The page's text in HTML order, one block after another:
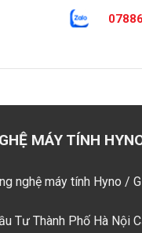
MÁY TÍNH
nghệ máy tính Hyno /
Tư Thành Phố Hà Nội